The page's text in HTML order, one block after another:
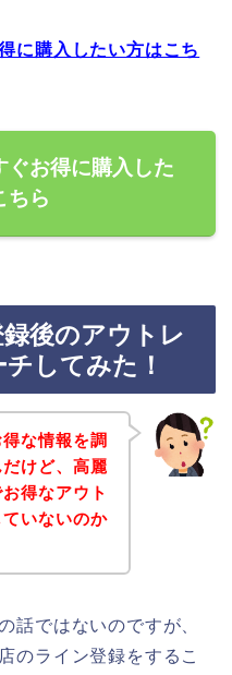
に購入したい方はこち
ぐお得に購入した
ちら
後のアウトレ
してみた！
な情報を調
けど、高麗
得なアウト
いないのか
話ではないのですが、
のライン登録をするこ